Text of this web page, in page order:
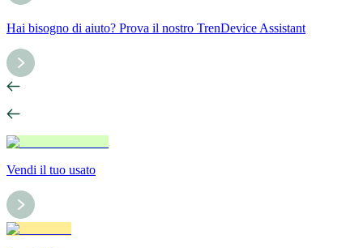
Hai bisogno di aiuto? Prova il nostro TrenDevice Assistant
Vendi il tuo usato